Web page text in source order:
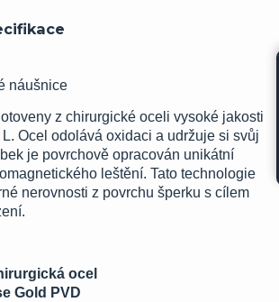
náušnice
z chirurgické oceli vysoké jakosti
Ocel odolává oxidaci a udržuje si svůj
je povrchově opracován unikátní
leštění. Tato technologie
nerovnosti z povrchu šperku s cílem
ocel
Gold PVD